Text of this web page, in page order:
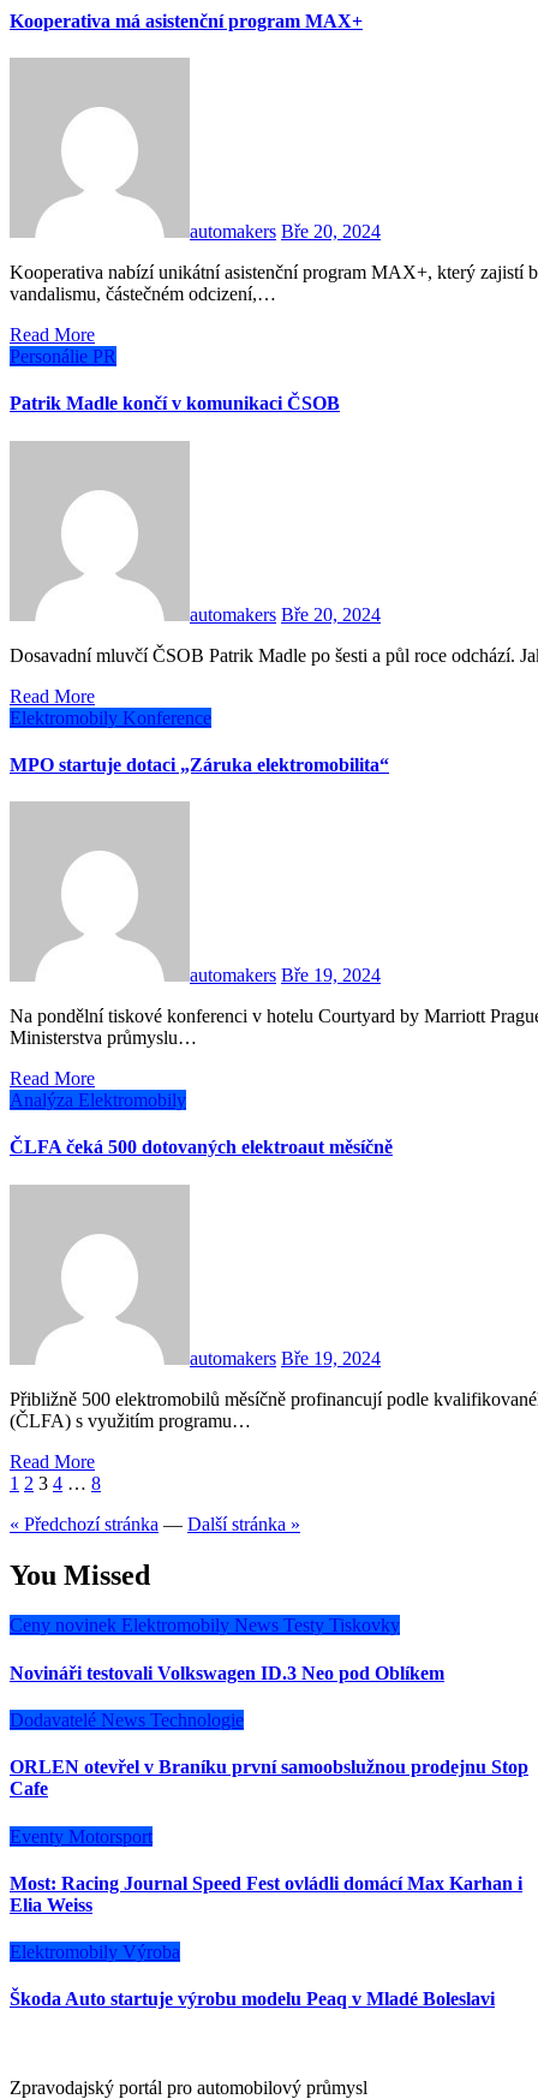
Kooperativa má asistenční program MAX+
automakers Bře 20, 2024
Kooperativa nabízí unikátní asistenční program MAX+, který zajistí bezlimitní asistenci při poruše, havárii, řádění živlu,
vandalismu, částečném odcizení,…
Read More
Personálie PR
Patrik Madle končí v komunikaci ČSOB
automakers Bře 20, 2024
Dosavadní mluvčí ČSOB Patrik Madle po šesti a půl roce odchází.
Read More
Elektromobily Konference
MPO startuje dotaci „Záruka elektromobilita“
automakers Bře 19, 2024
Na pondělní tiskové konferenci v hotelu Courtyard by Marriott Prague City představili zástupci Národní rozvojové banky,
Ministerstva průmyslu…
Read More
Analýza Elektromobily
ČLFA čeká 500 dotovaných elektroaut měsíčně
automakers Bře 19, 2024
Přibližně 500 elektromobilů měsíčně profinancují podle kvalifikovaného odhadu členové České leasingové a finanční asociace
(ČLFA) s využitím programu…
Read More
Stránkování
příspěvků
1 2 3 4 … 8
« Předchozí stránka — Další stránka »
You Missed
Ceny novinek Elektromobily News Testy Tiskovky
Novináři testovali Volkswagen ID.3 Neo pod Oblíkem
Dodavatelé News Technologie
ORLEN otevřel v Braníku první samoobslužnou prodejnu Stop
Cafe
Eventy Motorsport
Most: Racing Journal Speed Fest ovládli domácí Max Karhan i
Elia Weiss
Elektromobily Výroba
Škoda Auto startuje výrobu modelu Peaq v Mladé Boleslavi
Zpravodajský portál pro automobilový průmysl